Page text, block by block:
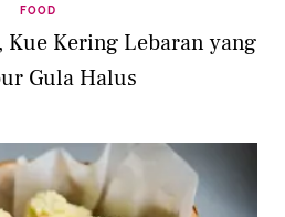
FOOD
Kue Kering Lebaran yang
Gula Halus